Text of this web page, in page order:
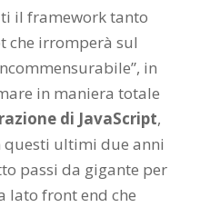
il framework tanto
che irromperà sul
in
in maniera totale
di JavaScript,
questi ultimi due anni
passi da gigante per
lato front end che